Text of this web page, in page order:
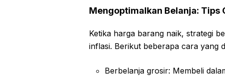
Mengoptimalkan Belanja: Tips
Ketika harga barang naik, strategi
inflasi. Berikut beberapa cara yang
Berbelanja grosir: Membeli